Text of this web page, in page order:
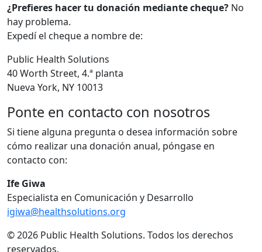
¿Prefieres hacer tu donación mediante cheque? No
hay problema.
Expedí el cheque a nombre de:
Public Health Solutions
40 Worth Street, 4.ª planta
Nueva York, NY 10013
Ponte en contacto con nosotros
Si tiene alguna pregunta o desea información sobre
cómo realizar una donación anual, póngase en
contacto con:
Ife Giwa
Especialista en Comunicación y Desarrollo
igiwa@healthsolutions.org
© 2026 Public Health Solutions. Todos los derechos
reservados.